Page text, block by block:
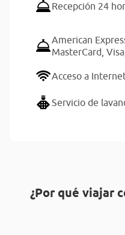
Recepción 24
American
MasterCard, Visa,
Acceso a
Servicio de
¿Por qué viajar